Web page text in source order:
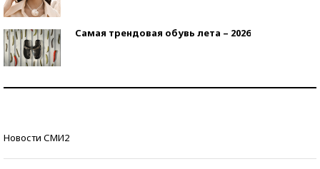
Самая трендовая обувь лета – 2026
Новости СМИ2